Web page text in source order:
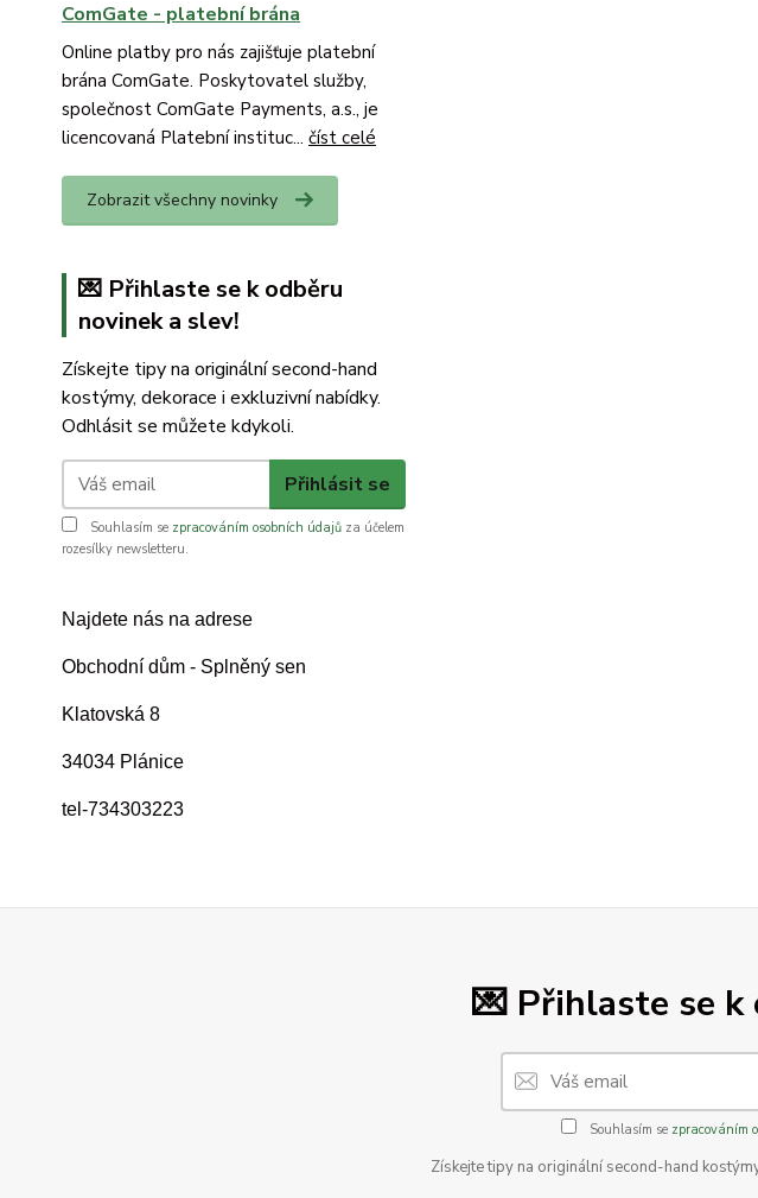
ComGate - platební brána
Online platby pro nás zajišťuje platební
brána ComGate. Poskytovatel služby,
společnost ComGate Payments, a.s., je
licencovaná Platební instituc... číst celé
Zobrazit všechny novinky
💌 Přihlaste se k odběru
novinek a slev!
Získejte tipy na originální second-hand
kostýmy, dekorace i exkluzivní nabídky.
Odhlásit se můžete kdykoli.
Přihlásit se
Souhlasím se zpracováním osobních údajů za účelem
rozesílky newsletteru.
Najdete nás na adrese
Obchodní dům - Splněný sen
Klatovská 8
34034 Plánice
tel-734303223
💌 Přihlaste se k
Souhlasím se zpracováním
Získejte tipy na originální second-hand